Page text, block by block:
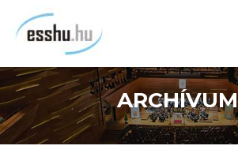
tartalomra
ARCHÍVUM